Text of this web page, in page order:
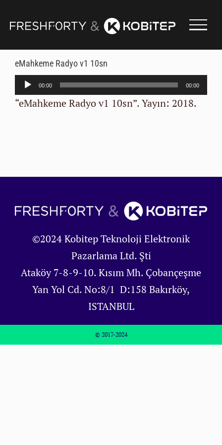
eMahkeme Radyo v1 10sn
Ses
oynatıcı
00:00 00:00
“eMahkeme Radyo v1 10sn”. Yayın: 2018.
©2024 Kobitep Teknoloji Elektronik
Pazarlama Ltd. Şti
Ataköy 7-8-9-10. Kısım Mh. Çobançeşme
Yan Yol Cd. No:8/1 D:158 Bakırköy,
ISTANBUL
© 2017-2024